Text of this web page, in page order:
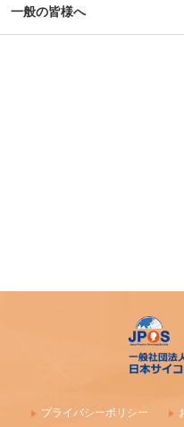
アピアランス＜問題＞への
一般の皆様へ
プライバシーポリシー